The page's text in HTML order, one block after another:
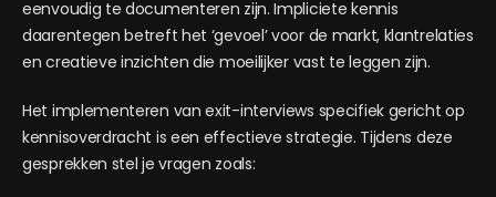
eenvoudig te documenteren zijn. Impliciete kennis
daarentegen betreft het ‘gevoel’ voor de markt, klantrelaties
en creatieve inzichten die moeilijker vast te leggen zijn.
Het implementeren van exit-interviews specifiek gericht op
kennisoverdracht is een effectieve strategie. Tijdens deze
gesprekken stel je vragen zoals: